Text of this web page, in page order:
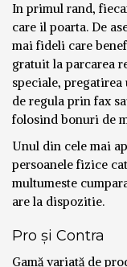
In primul rand,
care il poarta. De
mai fideli care
gratuit la parcarea
speciale,
de regula prin fax
folosind bonuri de
Unul din cele mai
persoanele fizice
multumeste
are la dispozitie.
Pro și Contra
Gamă variată de